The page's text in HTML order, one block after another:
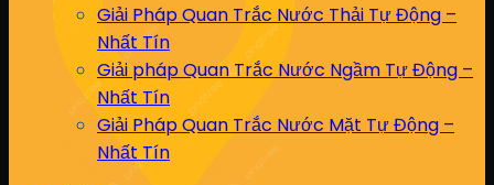
Giải Pháp Quan Trắc Nước Thải Tự Động –
Nhất Tín
Giải pháp Quan Trắc Nước Ngầm Tự Động –
Nhất Tín
Giải Pháp Quan Trắc Nước Mặt Tự Động –
Nhất Tín